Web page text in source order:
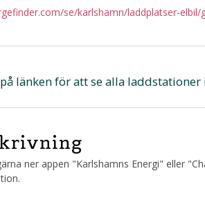
se/karlshamn/laddplatser-elbil/
länken för att se alla
ner appen "Karlshamns Energi" eller